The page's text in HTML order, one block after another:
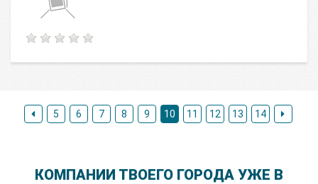
5 6 7 8 9 10 11 12 13 14
КОМПАНИИ ТВОЕГО ГОРОДА УЖЕ В